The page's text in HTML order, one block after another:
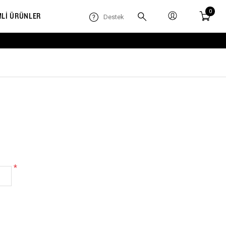
ÜRÜNLER Destek
0
*